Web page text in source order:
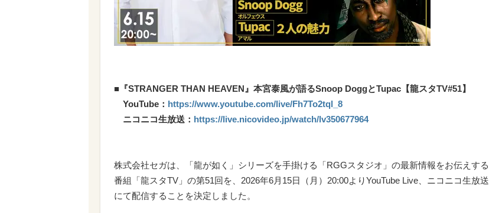
■『STRANGER THAN HEAVEN』本宮泰風が語るSnoop DoggとTupac【龍スタTV#51】
YouTube： https://www.youtube.com/live/Fh7To2tql_8
ニコニコ生放送： https://live.nicovideo.jp/watch/lv350677964
株式会社セガは、「龍が如く」シリーズを手掛ける「RGGスタジオ」の最新情報をお伝えする
番組「龍スタTV」の第51回を、2026年6月15日（月）20:00よりYouTube Live、ニコニコ生放送
にて配信することを決定しました。